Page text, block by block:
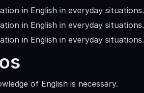
in English in everyday situations.
in English in everyday situations.
in English in everyday situations.
of English is necessary.